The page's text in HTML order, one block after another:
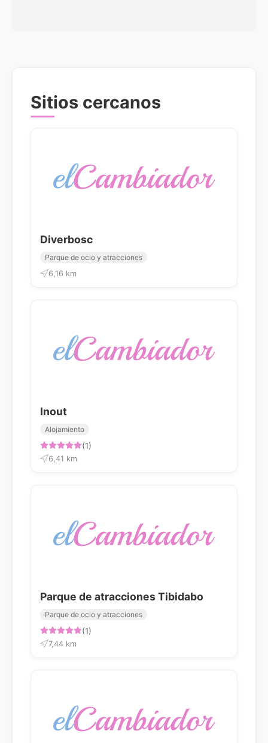
Sitios cercanos
Diverbosc
Parque de ocio y atracciones
6,16 km
Inout
Alojamiento
(1)
6,41 km
Parque de atracciones Tibidabo
Parque de ocio y atracciones
(1)
7,44 km